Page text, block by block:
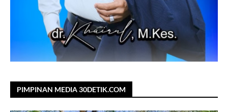
PIMPINAN MEDIA 30DETIK.COM